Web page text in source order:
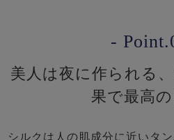
-
美人は夜に作られる
果で最高
シルクは人の肌成分に近いタ